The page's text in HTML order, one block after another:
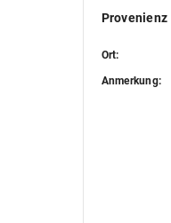
Provenienz
Ort:
Anmerkung: